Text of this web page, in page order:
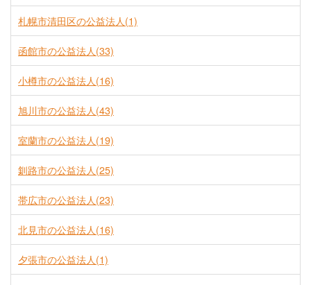
札幌市清田区の公益法人(1)
函館市の公益法人(33)
小樽市の公益法人(16)
旭川市の公益法人(43)
室蘭市の公益法人(19)
釧路市の公益法人(25)
帯広市の公益法人(23)
北見市の公益法人(16)
夕張市の公益法人(1)